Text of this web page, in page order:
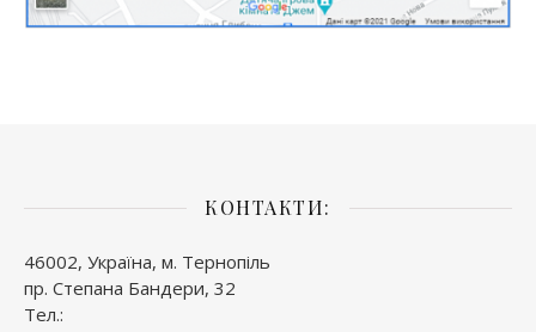
КОНТАКТИ:
46002, Україна, м. Тернопіль
пр. Степана Бандери, 32
Тел.: